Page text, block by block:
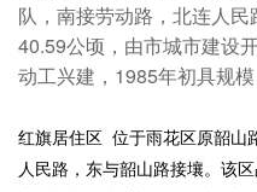
队，南接劳动路，北连人
40.59公顷，由市城市建设
动工兴建，1985年初具规模
红旗居住区
位于雨花区原韶山
人民路，东与韶山路接壤。该